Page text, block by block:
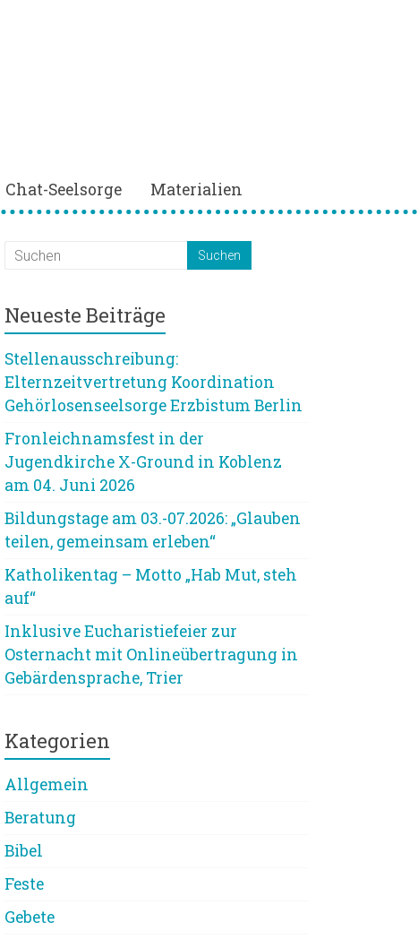
Chat-Seelsorge Materialien
Neueste Beiträge
Stellenausschreibung:
Elternzeitvertretung Koordination
Gehörlosenseelsorge Erzbistum Berlin
Fronleichnamsfest in der
Jugendkirche X-Ground in Koblenz
am 04. Juni 2026
Bildungstage am 03.-07.2026: „Glauben
teilen, gemeinsam erleben“
Katholikentag – Motto „Hab Mut, steh
auf“
Inklusive Eucharistiefeier zur
Osternacht mit Onlineübertragung in
Gebärdensprache, Trier
Kategorien
Allgemein
Beratung
Bibel
Feste
Gebete